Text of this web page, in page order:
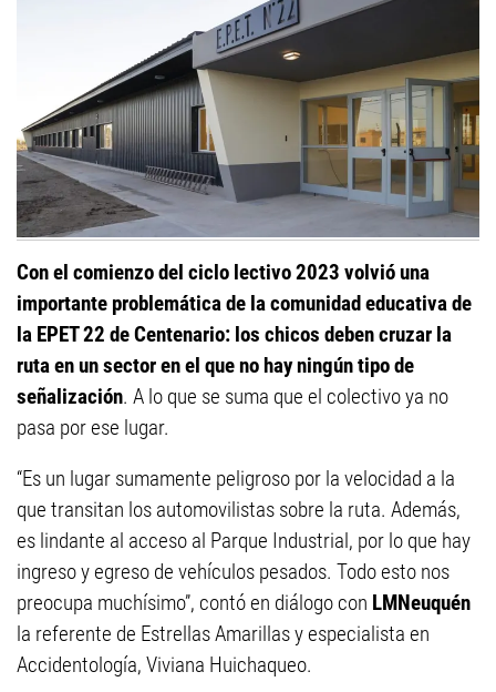
Con el comienzo del ciclo lectivo 2023 volvió una
importante problemática de la comunidad educativa de
la EPET 22 de Centenario: los chicos deben cruzar la
ruta en un sector en el que no hay ningún tipo de
señalización. A lo que se suma que el colectivo ya no
pasa por ese lugar.
“Es un lugar sumamente peligroso por la velocidad a la
que transitan los automovilistas sobre la ruta. Además,
es lindante al acceso al Parque Industrial, por lo que hay
ingreso y egreso de vehículos pesados. Todo esto nos
preocupa muchísimo”, contó en diálogo con LMNeuquén
la referente de Estrellas Amarillas y especialista en
Accidentología, Viviana Huichaqueo.